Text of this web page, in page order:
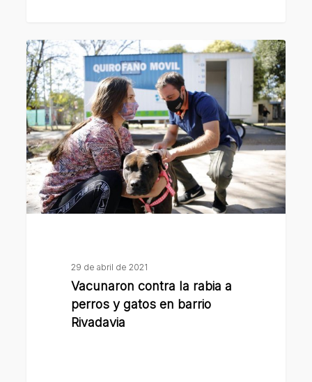
Vacunaron
contra
la
rabia
a
perros
y
gatos
en
29 de abril de 2021
Vacunaron contra la rabia a
perros y gatos en barrio
Rivadavia